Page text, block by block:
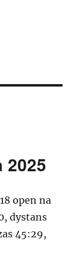
2025
open na
dystans
45:29,